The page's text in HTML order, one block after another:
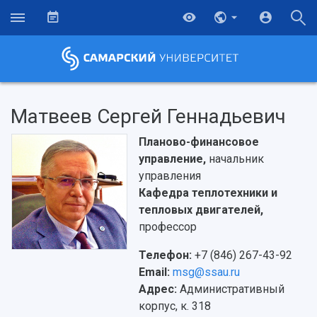
Научно-исследовательская деятельность
Матвеев Сергей Геннадьевич
Планово-финансовое
управление, начальник
управления
Кафедра теплотехники и
тепловых двигателей,
профессор
Телефон: +7 (846) 267-43-92
Email: msg@ssau.ru
Адрес: Административный
корпус, к. 318